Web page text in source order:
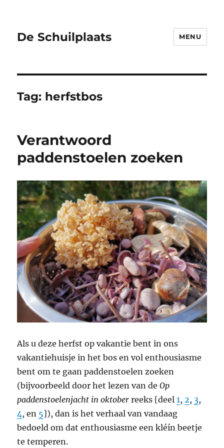
De Schuilplaats MENU
Tag: herfstbos
Verantwoord
paddenstoelen zoeken
Als u deze herfst op vakantie bent in ons
vakantiehuisje in het bos en vol enthousiasme
bent om te gaan paddenstoelen zoeken
(bijvoorbeeld door het lezen van deOp
paddenstoelenjacht in oktober reeks [deel1,2, 3,
4, en 5]), dan is het verhaal van vandaag
bedoeld om dat enthousiasme een kléín beetje
te temperen.